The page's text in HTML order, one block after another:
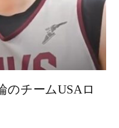
のチームUSAロ